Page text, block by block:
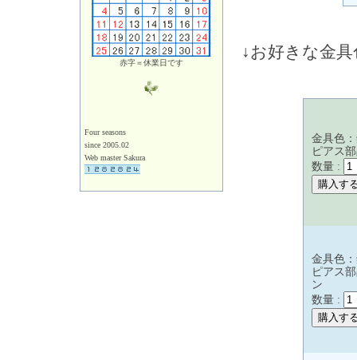
赤字＝休業日です
Four seasons
since 2005.02
Web master Sakura
↓お好きな金
金具色
ピアス
数量 :
金具色
ピアス
ン
数量 :